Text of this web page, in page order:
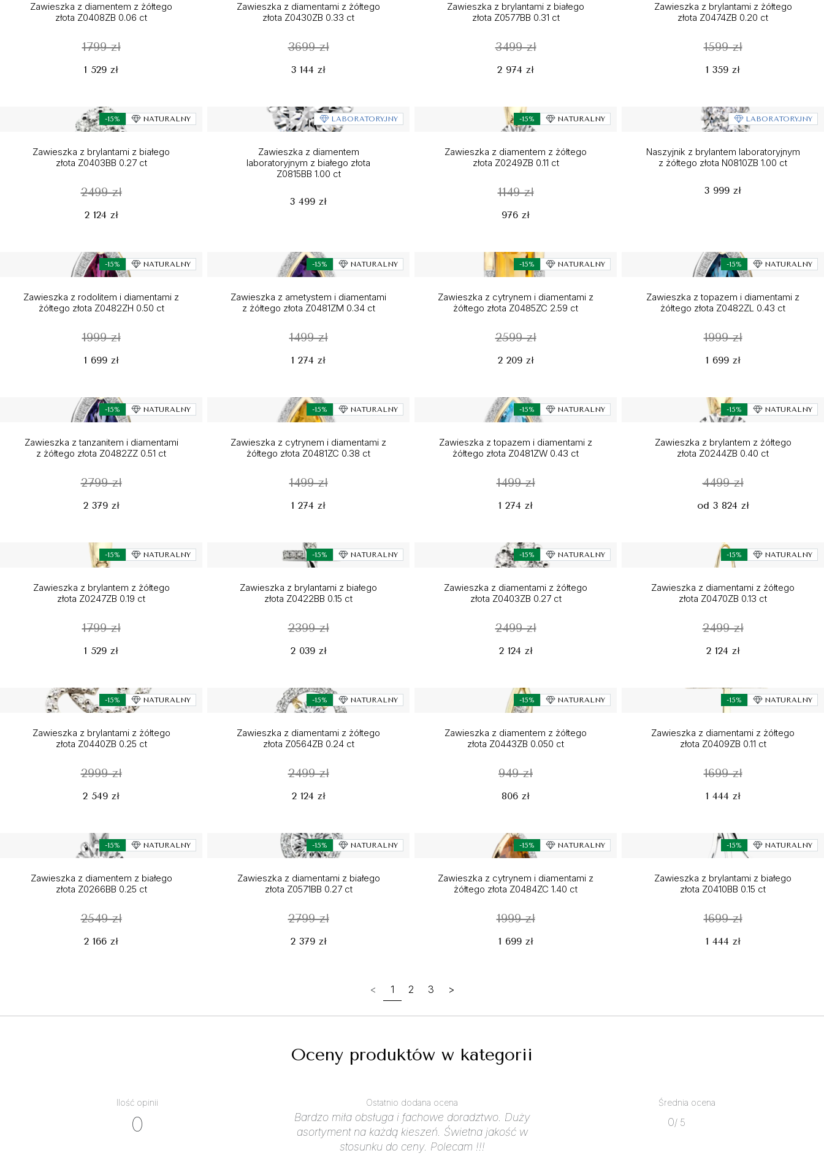
Zawieszka z diamentem z żółtego
złota Z0408ZB 0.06 ct
1799 zł
1 529 zł
Zawieszka z diamentami z żółtego
złota Z0430ZB 0.33 ct
3699 zł
3 144 zł
Zawieszka z brylantami z białego
złota Z0577BB 0.31 ct
3499 zł
2 974 zł
Zawieszka z brylantami z żółtego
złota Z0474ZB 0.20 ct
1599 zł
1 359 zł
-15% NATURALNY
Zawieszka z brylantami z białego
złota Z0403BB 0.27 ct
2499 zł
2 124 zł
LABORATORYJNY
Zawieszka z diamentem
laboratoryjnym z białego złota
Z0815BB 1.00 ct
3 499 zł
-15% NATURALNY
Zawieszka z diamentem z żółtego
złota Z0249ZB 0.11 ct
1149 zł
976 zł
LABORATORYJNY
Naszyjnik z brylantem laboratoryjnym
z żółtego złota N0810ZB 1.00 ct
3 999 zł
-15% NATURALNY
Zawieszka z rodolitem i diamentami z
żółtego złota Z0482ZH 0.50 ct
1999 zł
1 699 zł
-15% NATURALNY
Zawieszka z ametystem i diamentami
z żółtego złota Z0481ZM 0.34 ct
1499 zł
1 274 zł
-15% NATURALNY
Zawieszka z cytrynem i diamentami z
żółtego złota Z0485ZC 2.59 ct
2599 zł
2 209 zł
-15% NATURALNY
Zawieszka z topazem i diamentami z
żółtego złota Z0482ZL 0.43 ct
1999 zł
1 699 zł
-15% NATURALNY
Zawieszka z tanzanitem i diamentami
z żółtego złota Z0482ZZ 0.51 ct
2799 zł
2 379 zł
-15% NATURALNY
Zawieszka z cytrynem i diamentami z
żółtego złota Z0481ZC 0.38 ct
1499 zł
1 274 zł
-15% NATURALNY
Zawieszka z topazem i diamentami z
żółtego złota Z0481ZW 0.43 ct
1499 zł
1 274 zł
-15% NATURALNY
Zawieszka z brylantem z żółtego
złota Z0244ZB 0.40 ct
4499 zł
od 3 824 zł
-15% NATURALNY
Zawieszka z brylantem z żółtego
złota Z0247ZB 0.19 ct
1799 zł
1 529 zł
-15% NATURALNY
Zawieszka z brylantami z białego
złota Z0422BB 0.15 ct
2399 zł
2 039 zł
-15% NATURALNY
Zawieszka z diamentami z żółtego
złota Z0403ZB 0.27 ct
2499 zł
2 124 zł
-15% NATURALNY
Zawieszka z diamentami z żółtego
złota Z0470ZB 0.13 ct
2499 zł
2 124 zł
-15% NATURALNY
Zawieszka z brylantami z żółtego
złota Z0440ZB 0.25 ct
2999 zł
2 549 zł
-15% NATURALNY
Zawieszka z diamentami z żółtego
złota Z0564ZB 0.24 ct
2499 zł
2 124 zł
-15% NATURALNY
Zawieszka z diamentem z żółtego
złota Z0443ZB 0.050 ct
949 zł
806 zł
-15% NATURALNY
Zawieszka z diamentami z żółtego
złota Z0409ZB 0.11 ct
1699 zł
1 444 zł
-15% NATURALNY
Zawieszka z diamentem z białego
złota Z0266BB 0.25 ct
2549 zł
2 166 zł
-15% NATURALNY
Zawieszka z diamentami z białego
złota Z0571BB 0.27 ct
2799 zł
2 379 zł
-15% NATURALNY
Zawieszka z cytrynem i diamentami z
żółtego złota Z0484ZC 1.40 ct
1999 zł
1 699 zł
-15% NATURALNY
Zawieszka z brylantami z białego
złota Z0410BB 0.15 ct
1699 zł
1 444 zł
< 1 2 3 >
Oceny produktów w kategorii
Ilość opinii
0
Ostatnio dodana ocena
Bardzo miła obsługa i fachowe doradztwo. Duży
asortyment na każdą kieszeń. Świetna jakość w
stosunku do ceny. Polecam !!!
Średnia ocena
0/ 5